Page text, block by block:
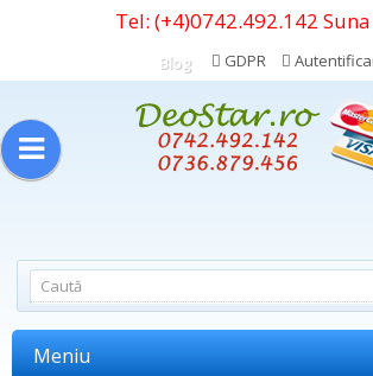
Tel: (+4)0742.492.142
GDPR
Blog
Meniu